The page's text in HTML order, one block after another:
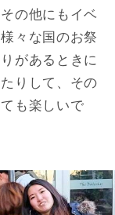
の他にもイベ
々な国のお祭
があるときに
りして、その
も楽しいで